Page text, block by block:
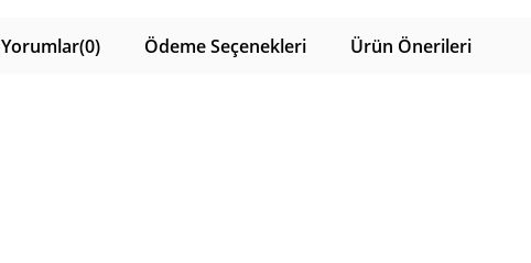
Yorumlar(0) Ödeme Seçenekleri Ürün Önerileri